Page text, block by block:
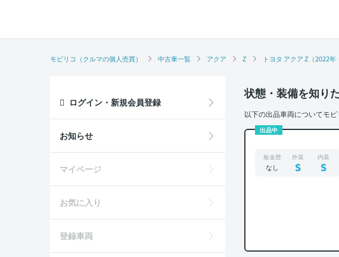
モビリコ（クルマの個人売買） 中古車一覧 アクア Z トヨタ アクア Z（2022
状態・装備を知り
以下の出品車両についてモビ
出品中
板金歴
なし
外装
S
内装
S
ログイン・新規会員登録
お知らせ
マイページ
お気に入り
登録車両